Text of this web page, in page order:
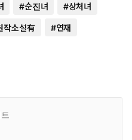
#순진녀 #상처녀
작소설有 #연재